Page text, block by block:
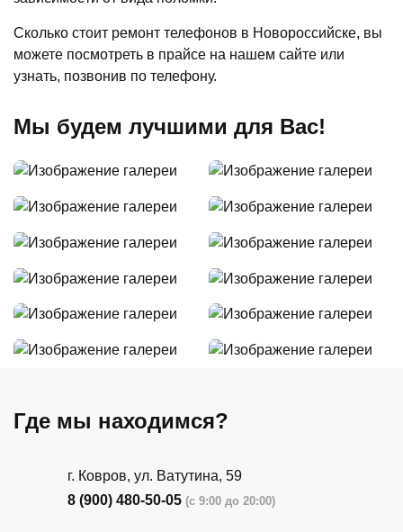
Сколько стоит ремонт телефонов в Новороссийске, вы
можете посмотреть в прайсе на нашем сайте или
узнать, позвонив по телефону.
Мы будем лучшими для Вас!
Где мы находимся?
г. Ковров, ул. Ватутина, 59
8 (900) 480-50-05 (с 9:00 до 20:00)